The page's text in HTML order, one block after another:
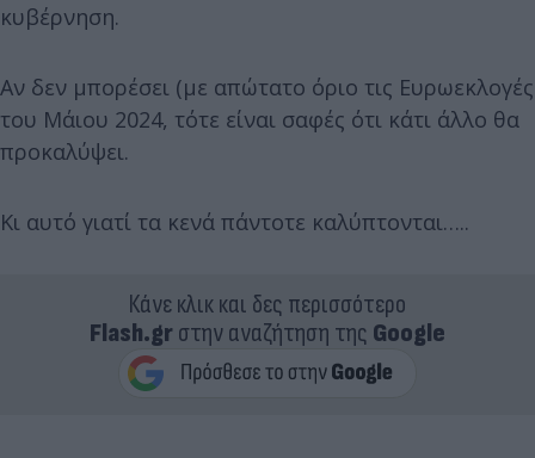
κυβέρνηση.
Αν δεν μπορέσει (με απώτατο όριο τις Ευρωεκλογές
του Μάιου 2024, τότε είναι σαφές ότι κάτι άλλο θα
προκαλύψει.
Κι αυτό γιατί τα κενά πάντοτε καλύπτονται…..
Κάνε κλικ και δες περισσότερο
Flash.grστην αναζήτηση της Google